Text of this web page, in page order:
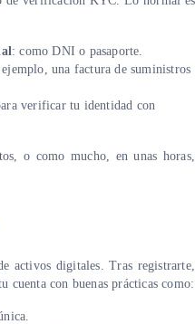
: como DNI o pasaporte.
una factura de suministros
verificar tu identidad con
o como mucho, en unas horas,
activos digitales. Tras registrarte,
cuenta con buenas prácticas como: